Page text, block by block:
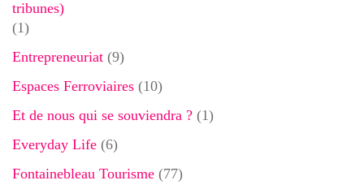
tribunes)
(1)
Entrepreneuriat (9)
Espaces Ferroviaires (10)
Et de nous qui se souviendra ? (1)
Everyday Life (6)
Fontainebleau Tourisme (77)